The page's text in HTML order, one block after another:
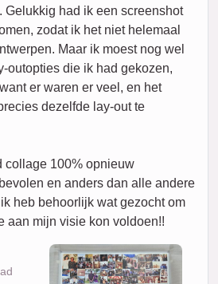
Gelukkig had ik een screenshot
zodat ik het niet helemaal
Maar ik moest nog wel
outopties die ik had gekozen,
er waren er veel, en het
dezelfde lay-out te
collage 100% opnieuw
en anders dan alle andere
heb behoorlijk wat gezocht om
aan mijn visie kon voldoen!!